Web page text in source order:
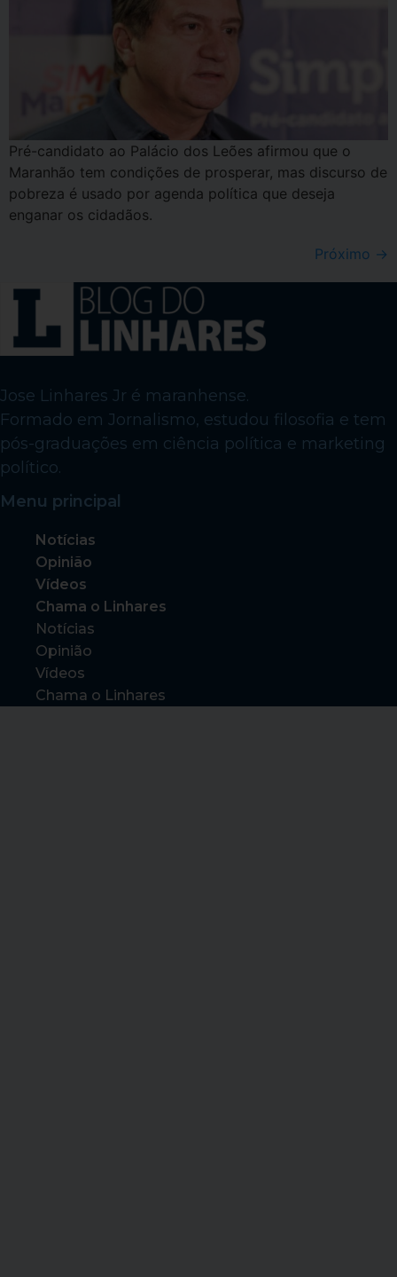
Pré-candidato ao Palácio dos Leões afirmou que o
Maranhão tem condições de prosperar, mas discurso de
pobreza é usado por agenda política que deseja
enganar os cidadãos.
Próximo →
Jose Linhares Jr é maranhense.
Formado em Jornalismo, estudou filosofia e tem
pós-graduações em ciência política e marketing
político.
Menu principal
Notícias
Opinião
Vídeos
Chama o Linhares
Notícias
Opinião
Vídeos
Chama o Linhares